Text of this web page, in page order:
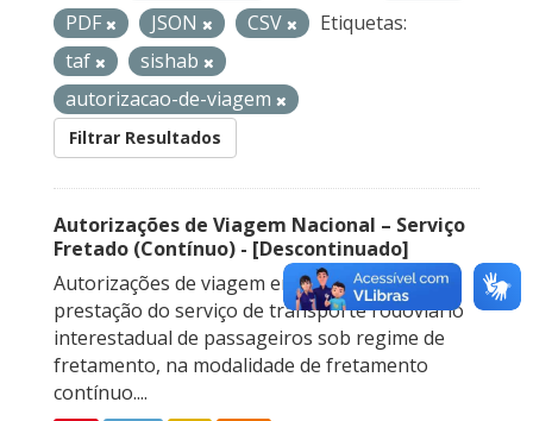
PDF
JSON CSV
Etiquetas:
taf
sishab
autorizacao-de-viagem
Filtrar Resultados
Autorizações de Viagem Nacional – Serviço
Fretado (Contínuo) - [Descontinuado]
Autorizações de viagem emitidas para a
prestação do serviço de transporte rodoviário
interestadual de passageiros sob regime de
fretamento, na modalidade de fretamento
contínuo....